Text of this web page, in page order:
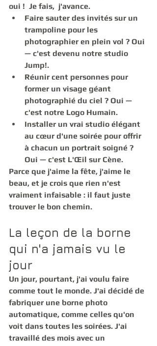
oui !  Je fais,  j'avance.
Faire sauter des invités sur un
trampoline pour les
photographier en plein vol ? Oui
— c'est devenu notre studio
Jump!.
Réunir cent personnes pour
former un visage géant
photographié du ciel ? Oui —
c'est notre Logo Humain.
Installer un vrai studio élégant
au cœur d'une soirée pour offrir
à chacun un portrait soigné ?
Oui — c'est L'Œil sur Cène.
Parce que j'aime la fête, j'aime le
beau, et je crois que rien n'est
vraiment infaisable : il faut juste
trouver le bon chemin.
La leçon de la borne
qui n'a jamais vu le
jour
Un jour, pourtant, j'ai voulu faire
comme tout le monde. J'ai décidé de
fabriquer une borne photo
automatique, comme celles qu'on
voit dans toutes les soirées. J'ai
travaillé des mois avec un